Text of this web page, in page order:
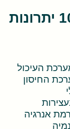
עלי בייבי – 10 יתרונות
העיכול
החיסון
אנרגיה